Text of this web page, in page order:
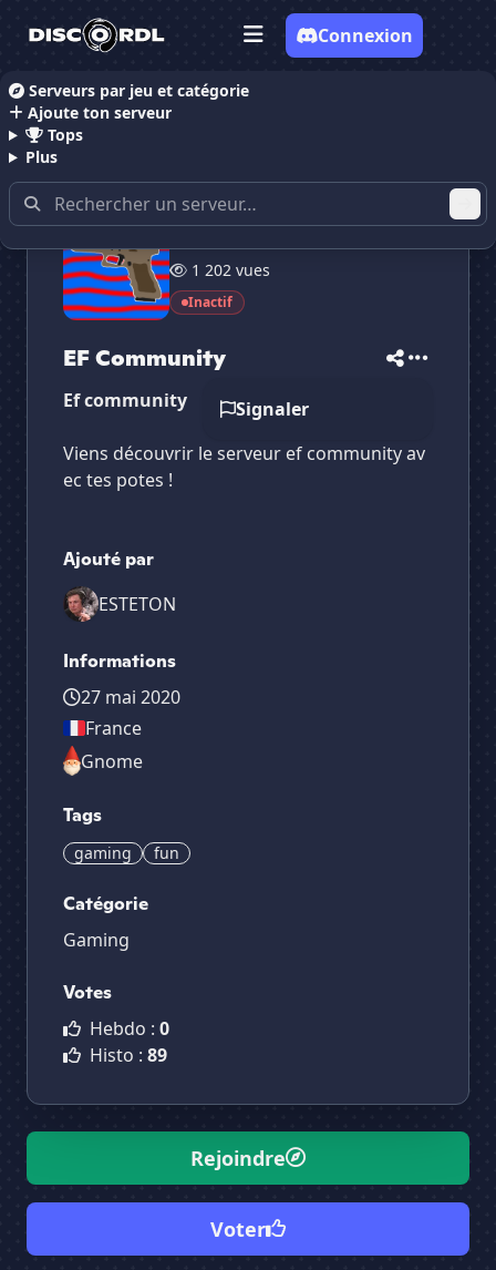
Serveurs par jeu et catégorie
Ajoute ton serveur
Tops
Plus
Connexion
Accueil Serveurs Discord Gaming
1 202 vues
Inactif
EF Community
Signaler
Ef community
Viens découvrir le serveur ef community av
ec tes potes !
Ajouté par
ESTETON
Informations
27 mai 2020
France
Gnome
Tags
gaming fun
Catégorie
Gaming
Votes
Hebdo : 0
Histo : 89
Rejoindre
Voter
Vote pourEF Community
EF Community
Es-tu sûr de vouloir supprimer ton avis de ce
serveur ?
Supprimer
EF Community